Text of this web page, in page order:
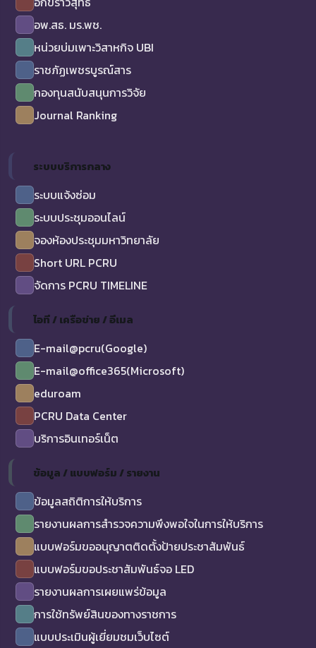
อพ.สธ. มร.พช.
หน่วยบ่มเพาะวิสาหกิจ UBI
ราชภัฏเพชรบูรณ์สาร
กองทุนสนับสนุนการวิจัย
Journal Ranking
ระบบบริการกลาง
ระบบแจ้งซ่อม
ระบบประชุมออนไลน์
จองห้องประชุมมหาวิทยาลัย
Short URL PCRU
จัดการ PCRU TIMELINE
ไอที / เครือข่าย / อีเมล
E-mail@pcru(Google)
E-mail@office365(Microsoft)
eduroam
PCRU Data Center
บริการอินเทอร์เน็ต
ข้อมูล / แบบฟอร์ม / รายงาน
ข้อมูลสถิติการให้บริการ
รายงานผลการสำรวจความพึงพอใจในการให้บริการ
แบบฟอร์มขออนุญาตติดตั้งป้ายประชาสัมพันธ์
แบบฟอร์มขอประชาสัมพันธ์จอ LED
รายงานผลการเผยแพร่ข้อมูล
การใช้ทรัพย์สินของทางราชการ
แบบประเมินผู้เยี่ยมชมเว็บไซต์